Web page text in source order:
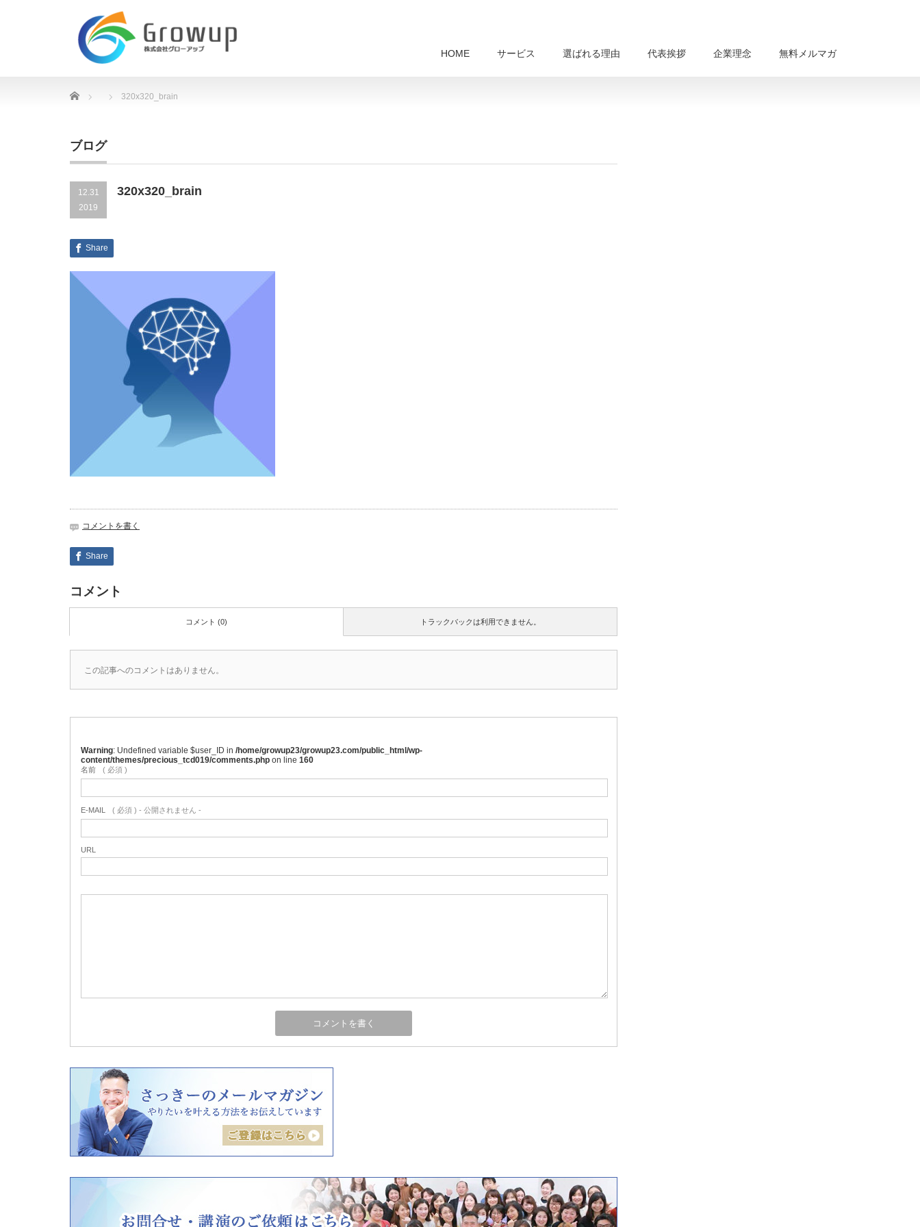
HOME サービス 選ばれる理由 代表挨拶 企業理念 無料メルマガ
Home 320x320_brain
ブログ
12.31
2019
320x320_brain
Share
コメントを書く
Share
コメント
トラックバックは利用できません。
コメント (0)
この記事へのコメントはありません。
Warning : Undefined variable $user_ID in /home/growup23/growup23.com/public_html/wp-
content/themes/precious_tcd019/comments.php on line 160
名前 ( 必須 )
E-MAIL ( 必須 ) - 公開されません -
URL